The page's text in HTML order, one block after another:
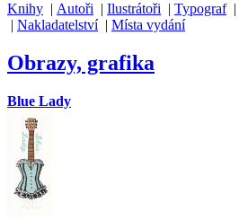
Knihy | Autoři | Ilustrátoři | Typograf|
| Nakladatelství| Místa vydání
Obrazy, grafika
Blue Lady